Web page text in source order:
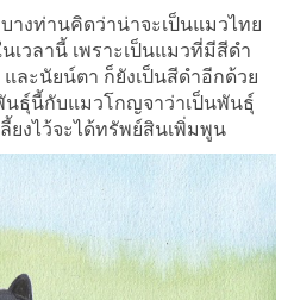
างท่านคิดว่าน่าจะเป็นแมวไทย
วลานี้ เพราะเป็นแมวที่มีสีดำ
ละนัยน์ตา ก็ยังเป็นสีดำอีกด้วย
ธุ์นี้กับแมวโกญจาว่าเป็นพันธุ์
ยงไว้จะได้ทรัพย์สินเพิ่มพูน